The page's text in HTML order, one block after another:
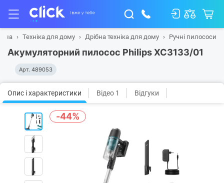
Техніка для дому Дрібна техніка для дому Ручні пилососи
Акумуляторний пилосос Philips XC3133/01
Арт. 489053
Опис і характеристики Відео 1 Відгуки
-44%